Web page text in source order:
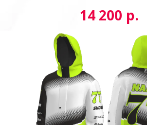
14 200 р.